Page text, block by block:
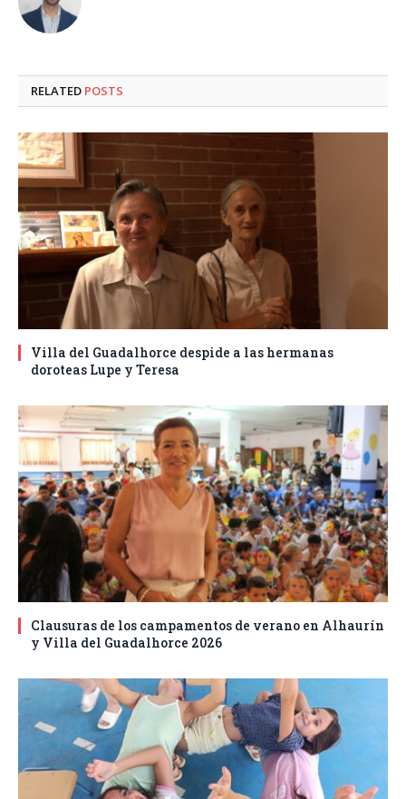
RELATED POSTS
Villa del Guadalhorce despide a las hermanas
doroteas Lupe y Teresa
Clausuras de los campamentos de verano en Alhaurín
y Villa del Guadalhorce 2026